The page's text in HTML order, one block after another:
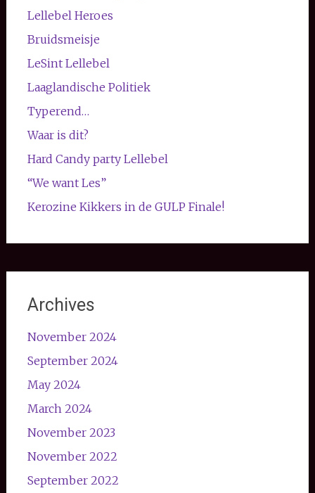
Lellebel Heroes
Bruidsmeisje
LeSint Lellebel
Laaglandische Politiek
Typerend…
Waar is dit?
Hard Candy party Lellebel
“We want Les”
Kerozine Kikkers in de GULP Finale!
Archives
November 2024
September 2024
May 2024
March 2024
November 2023
November 2022
September 2022